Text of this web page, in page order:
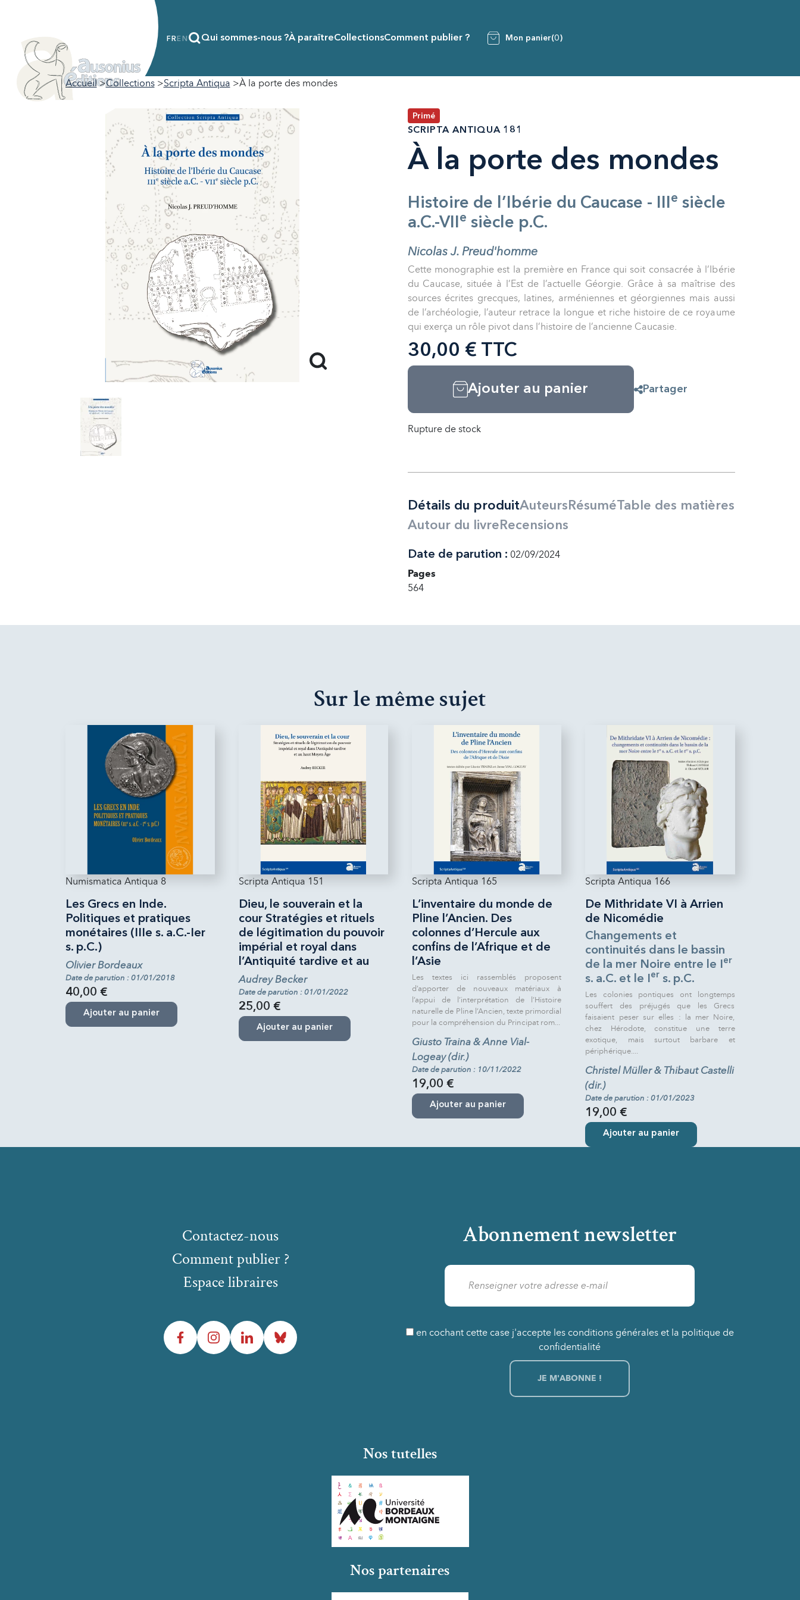
FR EN Qui sommes-nous ?À paraîtreCollectionsComment publier ? Mon panier(0)
Accueil Collections Scripta Antiqua À la porte des mondes
Primé
SCRIPTA ANTIQUA 181
À la porte des mondes
Histoire de l’Ibérie du Caucase - IIIe siècle
a.C.-VIIe siècle p.C.
Nicolas J. Preud'homme
Cette monographie est la première en France qui soit consacrée à l’Ibérie
du Caucase, située à l’Est de l’actuelle Géorgie. Grâce à sa maîtrise des
sources écrites grecques, latines, arméniennes et géorgiennes mais aussi
de l’archéologie, l’auteur retrace la longue et riche histoire de ce royaume
qui exerça un rôle pivot dans l’histoire de l’ancienne Caucasie.
30,00 € TTC
Ajouter au panier Partager
Rupture de stock
Détails du produitAuteurs RésuméTable des matières
Autour du livre Recensions
Date de parution : 02/09/2024
Pages
564
Sur le même sujet
Numismatica Antiqua 8
Les Grecs en Inde.
Politiques et pratiques
monétaires (IIIe s. a.C.-Ier
s. p.C.)
Olivier Bordeaux
Date de parution : 01/01/2018
40,00 €
Ajouter au panier
Scripta Antiqua 151
Dieu, le souverain et la
cour Stratégies et rituels
de légitimation du pouvoir
impérial et royal dans
l’Antiquité tardive et au
Audrey Becker
Date de parution : 01/01/2022
25,00 €
Ajouter au panier
Scripta Antiqua 165
L’inventaire du monde de
Pline l’Ancien. Des
colonnes d’Hercule aux
confins de l’Afrique et de
l’Asie
Les textes ici rassemblés proposent
d’apporter de nouveaux matériaux à
l’appui de l’interprétation de l’Histoire
naturelle de Pline l’Ancien, texte primordial
pour la compréhension du Principat rom...
Giusto Traina & Anne Vial-
Logeay (dir.)
Date de parution : 10/11/2022
19,00 €
Ajouter au panier
Scripta Antiqua 166
De Mithridate VI à Arrien
de Nicomédie
Changements et
continuités dans le bassin
de la mer Noire entre le I
er
s. a.C. et le I er s. p.C.
Les colonies pontiques ont longtemps
souffert des préjugés que les Grecs
faisaient peser sur elles : la mer Noire,
chez Hérodote, constitue une terre
exotique, mais surtout barbare et
périphérique....
Christel Müller & Thibaut Castelli
(dir.)
Date de parution : 01/01/2023
19,00 €
Ajouter au panier
Abonnement newsletter
en cochant cette case j'accepte les conditions générales et la politique de
confidentialité
Comment publier ?
Espace libraires
Contactez-nous
FacebookInstagramLinkedInBluesky
Nos tutelles
Nos partenaires